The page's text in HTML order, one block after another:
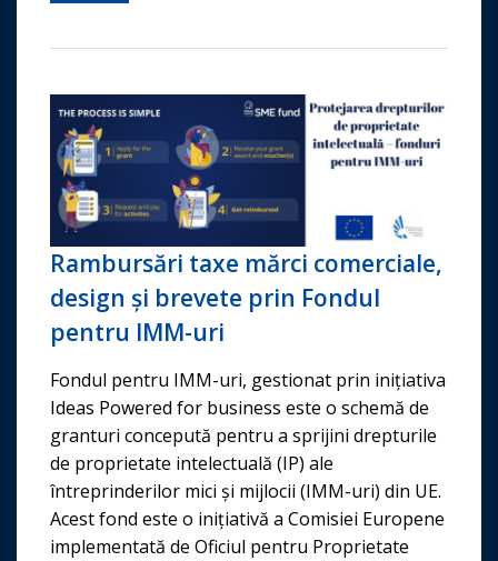
Rambursări taxe mărci comerciale,
design și brevete prin Fondul
pentru IMM-uri
Fondul pentru IMM-uri, gestionat prin inițiativa
Ideas Powered for business este o schemă de
granturi concepută pentru a sprijini drepturile
de proprietate intelectuală (IP) ale
întreprinderilor mici și mijlocii (IMM-uri) din UE.
Acest fond este o inițiativă a Comisiei Europene
implementată de Oficiul pentru Proprietate